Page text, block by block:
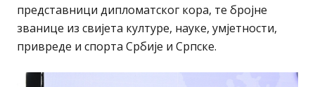
представници дипломатског кора, те бројне
званице из свијета културе, науке, умјетности,
привреде и спорта Србије и Српске.